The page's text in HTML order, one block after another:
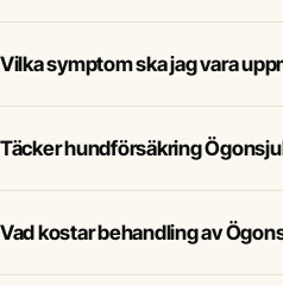
Vilka symptom ska jag vara
Täcker hundförsäkring
Vad kostar behandling av